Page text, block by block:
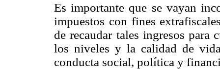
Es importante que se vayan
impuestos con fines
de recaudar tales ingresos
los niveles y la calidad de
conducta social, política y